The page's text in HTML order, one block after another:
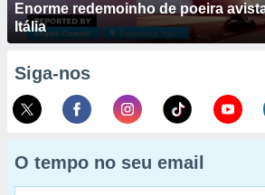
Enorme redemoinho de poeira
Itália
Siga-nos
O tempo no seu email